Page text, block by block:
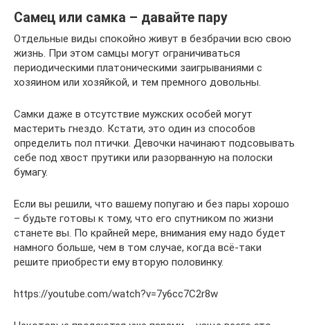
Самец или самка – давайте пару
Отдельные виды спокойно живут в безбрачии всю свою
жизнь. При этом самцы могут ограничиваться
периодическими платоническими заигрываниями с
хозяином или хозяйкой, и тем премного довольны.
Самки даже в отсутствие мужских особей могут
мастерить гнездо. Кстати, это один из способов
определить пол птички. Девочки начинают подсовывать
себе под хвост прутики или разорванную на полоски
бумагу.
Если вы решили, что вашему попугаю и без пары хорошо
– будьте готовы к тому, что его спутником по жизни
станете вы. По крайней мере, внимания ему надо будет
намного больше, чем в том случае, когда всё-таки
решите приобрести ему вторую половинку.
https://youtube.com/watch?v=7y6cc7C2r8w